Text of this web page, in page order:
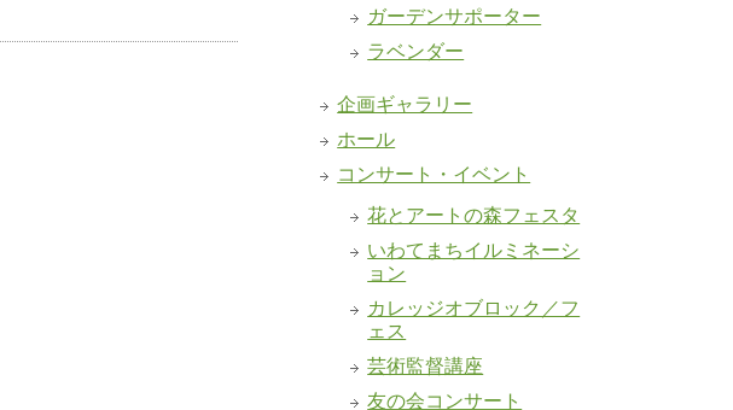
ガーデンサポーター
ラベンダー
企画ギャラリー
ホール
コンサート・イベント
花とアートの森フェスタ
いわてまちイルミネーシ
ョン
カレッジオブロック／フ
ェス
芸術監督講座
友の会コンサート